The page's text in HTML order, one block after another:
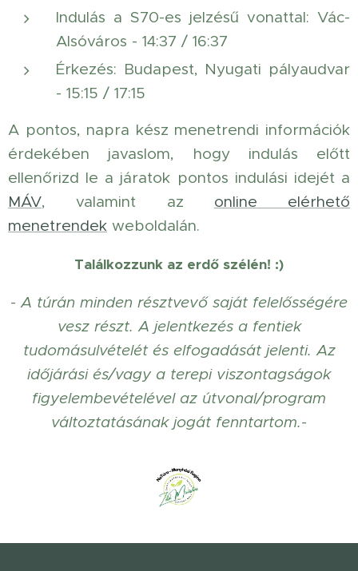
Indulás a S70-es jelzésű vonattal: Vác-
Alsóváros - 14:37 / 16:37
Érkezés: Budapest, Nyugati pályaudvar
- 15:15 / 17:15
A pontos, napra kész menetrendi információk
érdekében javaslom, hogy indulás előtt
ellenőrizd le a járatok pontos indulási idejét a
MÁV, valamint az online elérhető
menetrendek weboldalán.
Találkozzunk az erdő szélén! :)
- A túrán minden résztvevő saját felelősségére
vesz részt. A jelentkezés a fentiek
tudomásulvételét és elfogadását jelenti. Az
időjárási és/vagy a terepi viszontagságok
figyelembevételével az útvonal/program
változtatásának jogát fenntartom.-